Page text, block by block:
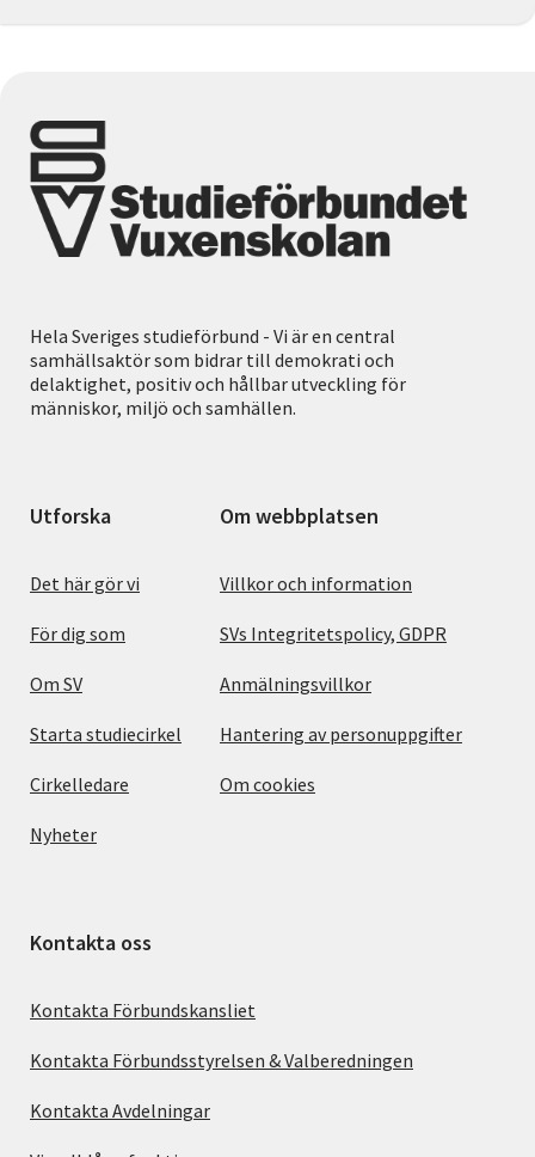
Hela Sveriges studieförbund - Vi är en central
samhällsaktör som bidrar till demokrati och
delaktighet, positiv och hållbar utveckling för
människor, miljö och samhällen.
Utforska
Det här gör vi
För dig som
Om SV
Starta studiecirkel
Cirkelledare
Nyheter
Om webbplatsen
Villkor och information
SVs Integritetspolicy, GDPR
Anmälningsvillkor
Hantering av personuppgifter
Om cookies
Kontakta oss
Kontakta Förbundskansliet
Kontakta Förbundsstyrelsen & Valberedningen
Kontakta Avdelningar